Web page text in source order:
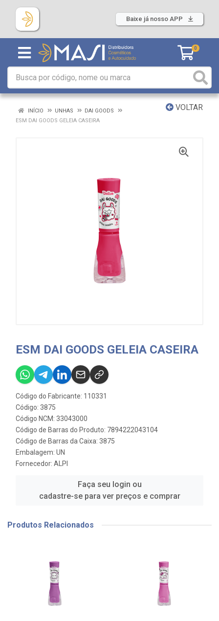
Baixe já nosso APP
0
VOLTAR
INÍCIO UNHAS
DAI GOODS
ESM DAI GOODS GELEIA CASEIRA
ESM DAI GOODS GELEIA CASEIRA
Código do Fabricante: 110331
Código: 3875
Código NCM: 33043000
Código de Barras do Produto: 7894222043104
Código de Barras da Caixa: 3875
Embalagem: UN
Fornecedor: ALPI
Faça seu login ou
cadastre-se para ver preços e comprar
Produtos Relacionados